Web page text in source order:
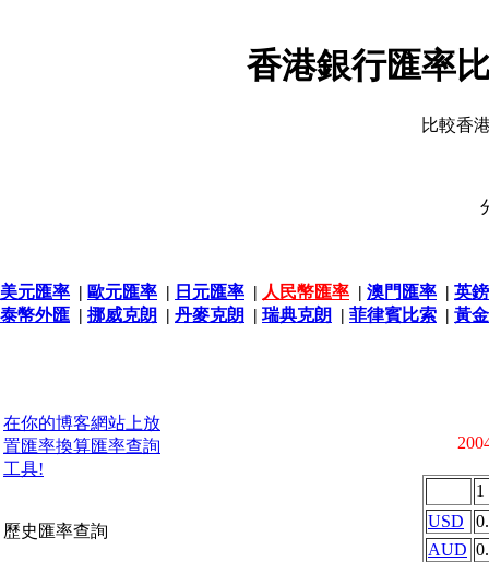
香港銀行匯率
比較香
美元匯率 | 歐元匯率 | 日元匯率 | 人民幣匯率 | 澳門匯率 | 英
泰幣外匯 | 挪威克朗 | 丹麥克朗 | 瑞典克朗 | 菲律賓比索 | 黃
在你的博客網站上放
置匯率換算匯率查詢
工具!
歷史匯率查詢
1
USD
AUD